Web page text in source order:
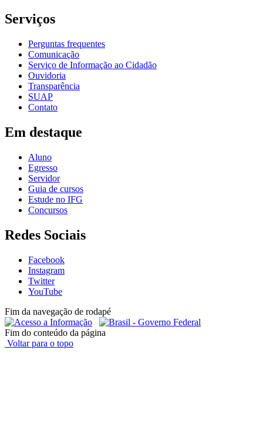
Serviços
Perguntas frequentes
Comunicação
Serviço de Informação ao Cidadão
Ouvidoria
Transparência
SUAP
Contato
Em destaque
Aluno
Egresso
Servidor
Guia de cursos
Estude no IFG
Concursos
Redes Sociais
Facebook
Instagram
Twitter
YouTube
Fim da navegação de rodapé
Fim do conteúdo da página
Voltar para o topo